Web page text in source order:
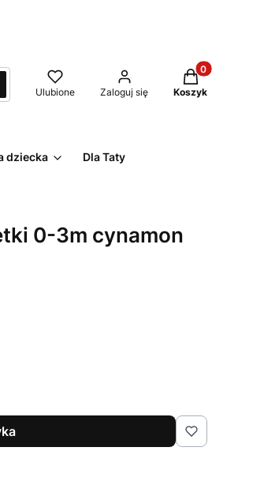
Ulubione Zaloguj się
Produkty w
Koszyk
dziecka Dla Taty
0-3m cynamon